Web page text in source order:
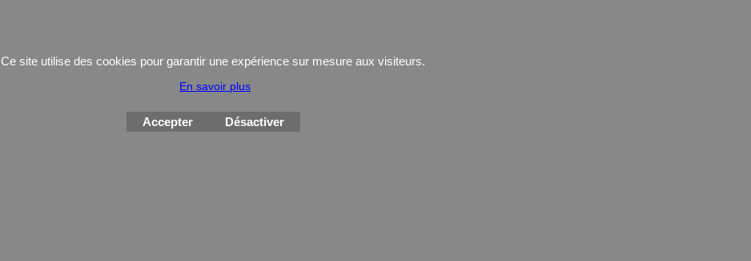
avec le logiciel
eCommerce ShopFactory
Ce site utilise des cookies pour garantir une expérience sur mesure aux visiteurs.
En savoir plus
Accepter Désactiver